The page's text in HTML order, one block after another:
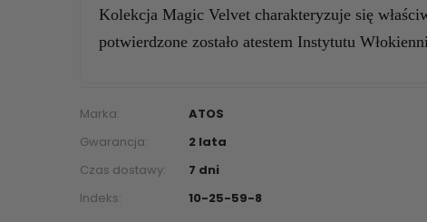
Kolekcja Magic Velvet charakteryzuje się
potwierdzone zostało atestem Instytutu
Marka:
ATOS
Gwarancja:
2 lata
Czas dostawy:
7 dni
Indeks:
10-25-59-8